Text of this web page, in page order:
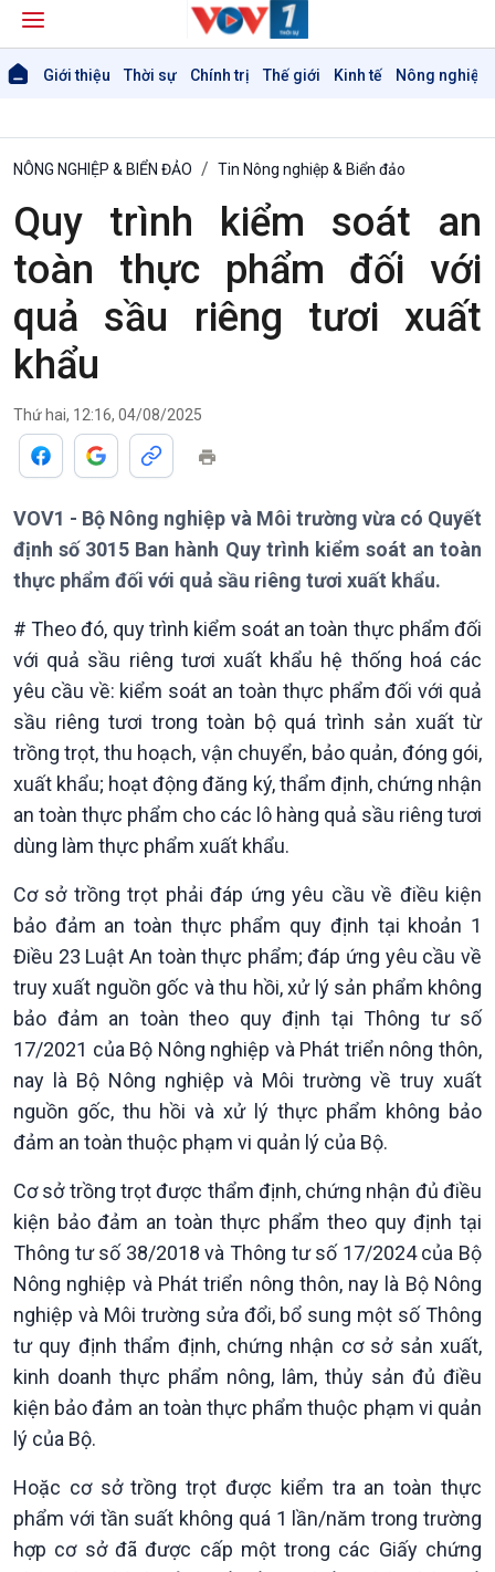
Giới thiệu Thời sự Chính trị Thế giới Kinh tế Nông nghiệp
Giới thiệu
Thời sự
Thời sự 6h
Thời sự 12h
Thời sự 18h
Thời sự 21h30
Bản tin
Theo dòng Thời sự
NÔNG NGHIỆP & BIỂN ĐẢO Tin Nông nghiệp & Biển đảo
Quy trình kiểm soát an
toàn thực phẩm đối với
quả sầu riêng tươi xuất
khẩu
Thứ hai, 12:16, 04/08/2025
VOV1 - Bộ Nông nghiệp và Môi trường vừa có Quyết
định số 3015 Ban hành Quy trình kiểm soát an toàn
thực phẩm đối với quả sầu riêng tươi xuất khẩu.
# Theo đó, quy trình kiểm soát an toàn thực phẩm đối
với quả sầu riêng tươi xuất khẩu hệ thống hoá các
yêu cầu về: kiểm soát an toàn thực phẩm đối với quả
sầu riêng tươi trong toàn bộ quá trình sản xuất từ
trồng trọt, thu hoạch, vận chuyển, bảo quản, đóng gói,
xuất khẩu; hoạt động đăng ký, thẩm định, chứng nhận
an toàn thực phẩm cho các lô hàng quả sầu riêng tươi
dùng làm thực phẩm xuất khẩu.
Cơ sở trồng trọt phải đáp ứng yêu cầu về điều kiện
bảo đảm an toàn thực phẩm quy định tại khoản 1
Điều 23 Luật An toàn thực phẩm; đáp ứng yêu cầu về
truy xuất nguồn gốc và thu hồi, xử lý sản phẩm không
bảo đảm an toàn theo quy định tại Thông tư số
17/2021 của Bộ Nông nghiệp và Phát triển nông thôn,
nay là Bộ Nông nghiệp và Môi trường về truy xuất
nguồn gốc, thu hồi và xử lý thực phẩm không bảo
đảm an toàn thuộc phạm vi quản lý của Bộ.
Cơ sở trồng trọt được thẩm định, chứng nhận đủ điều
kiện bảo đảm an toàn thực phẩm theo quy định tại
Thông tư số 38/2018 và Thông tư số 17/2024 của Bộ
Nông nghiệp và Phát triển nông thôn, nay là Bộ Nông
nghiệp và Môi trường sửa đổi, bổ sung một số Thông
tư quy định thẩm định, chứng nhận cơ sở sản xuất,
kinh doanh thực phẩm nông, lâm, thủy sản đủ điều
kiện bảo đảm an toàn thực phẩm thuộc phạm vi quản
lý của Bộ.
Hoặc cơ sở trồng trọt được kiểm tra an toàn thực
phẩm với tần suất không quá 1 lần/năm trong trường
hợp cơ sở đã được cấp một trong các Giấy chứng